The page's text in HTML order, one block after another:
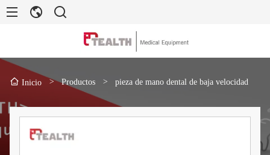
Inicio > Productos > pieza de mano dental de baja velocidad